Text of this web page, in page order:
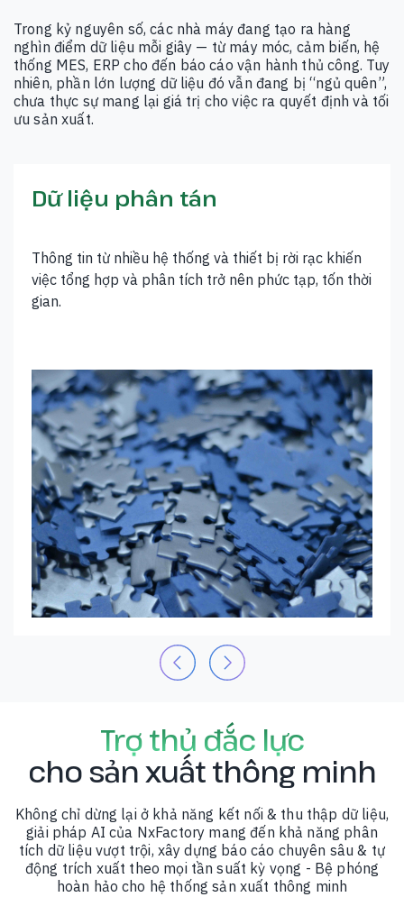
Trong kỷ nguyên số, các nhà máy đang tạo ra hàng
nghìn điểm dữ liệu mỗi giây — từ máy móc, cảm biến, hệ
thống MES, ERP cho đến báo cáo vận hành thủ công. Tuy
nhiên, phần lớn lượng dữ liệu đó vẫn đang bị “ngủ quên”,
chưa thực sự mang lại giá trị cho việc ra quyết định và tối
ưu sản xuất.
Dữ liệu phân tán
Thông tin từ nhiều hệ thống và thiết bị rời rạc khiến
việc tổng hợp và phân tích trở nên phức tạp, tốn thời
gian.
Trợ thủ đắc lực
cho sản xuất thông minh
Không chỉ dừng lại ở khả năng kết nối & thu thập dữ liệu,
giải pháp AI của NxFactory mang đến khả năng phân
tích dữ liệu vượt trội, xây dựng báo cáo chuyên sâu & tự
động trích xuất theo mọi tần suất kỳ vọng - Bệ phóng
hoàn hảo cho hệ thống sản xuất thông minh